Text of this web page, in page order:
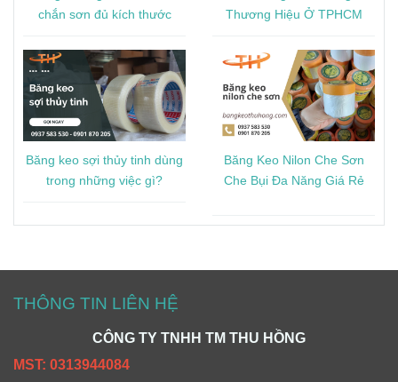
chắn sơn đủ kích thước
Thương Hiệu Ở TPHCM
Băng keo sợi thủy tinh dùng
trong những việc gì?
Băng Keo Nilon Che Sơn
Che Bụi Đa Năng Giá Rẻ
THÔNG TIN LIÊN HỆ
CÔNG TY TNHH TM THU HỒNG
MST: 0313944084